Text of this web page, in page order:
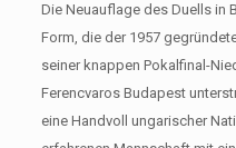
Die Neuauflage des Duells in
Form, die der 1957
seiner knappen Pokalfinal-
Ferencvaros Budapest
eine Handvoll ungarischer